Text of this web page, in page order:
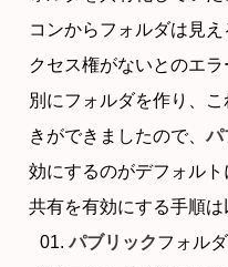
コンからフォルダは見
クセス権がないとのエラ
別にフォルダを作り、
きができましたので、 パ
効にするのがデフォルト
共有を有効にする手順は
パブリックフォル